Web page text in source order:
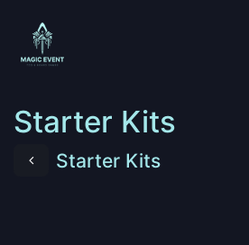
Starter Kits
Starter Kits